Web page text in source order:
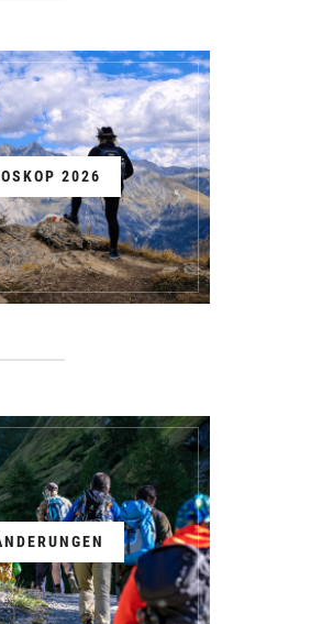
2026